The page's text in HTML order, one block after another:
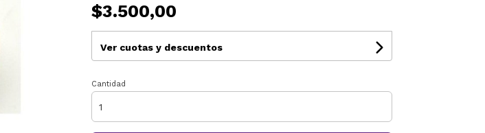
$3.500,00
Ver cuotas y descuentos
Cantidad